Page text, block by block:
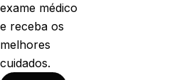
exame médico
e receba os
melhores
cuidados.